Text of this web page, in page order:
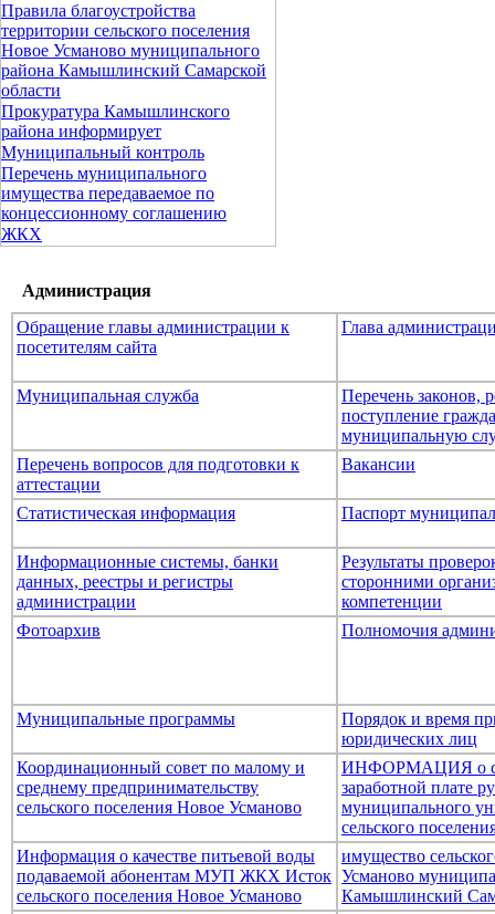
Правила благоустройства
территории сельского поселения
Новое Усманово муниципального
района Камышлинский Самарской
области
Прокуратура Камышлинского
района информирует
Муниципальный контроль
Перечень муниципального
имущества передаваемое по
концессионному соглашению
ЖКХ
Администрация
Обращение главы администрации к
посетителям сайта
Глава
Муниципальная служба
Перечень законов,
поступление
муниципальную
Перечень вопросов для подготовки к
аттестации
Вакансии
Статистическая информация Паспорт
Информационные системы, банки
данных, реестры и регистры
администрации
Результаты
сторонними
компетенции
Фотоархив
Полномочия
Муниципальные программы
Порядок и время
юридических лиц
Координационный совет по малому и
среднему предпринимательству
сельского поселения Новое Усманово
ИНФОРМАЦИЯ о
заработной плате
муниципального
сельского
Информация о качестве питьевой воды
подаваемой абонентам МУП ЖКХ Исток
сельского поселения Новое Усманово
имущество
Усманово
Камышлинский